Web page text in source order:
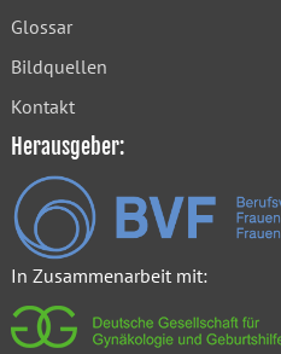
Glossar
Bildquellen
Kontakt
Herausgeber:
In Zusammenarbeit mit: